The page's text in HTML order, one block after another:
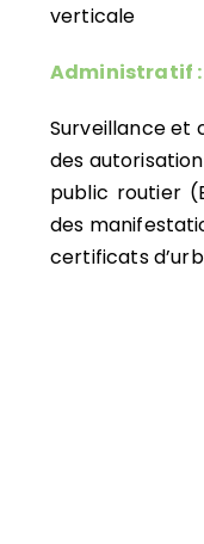
verticale
Administratif :
Surveillance et
des
public routier
des
certificats